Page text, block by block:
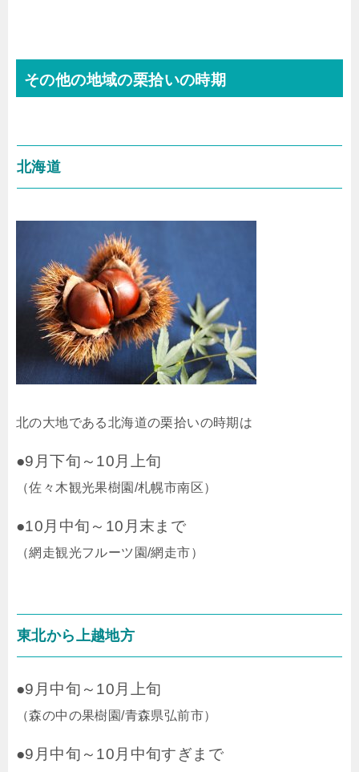
その他の地域の栗拾いの時期
北海道
北の大地である北海道の栗拾いの時期は
●9月下旬～10月上旬
（佐々木観光果樹園/札幌市南区）
●10月中旬～10月末まで
（網走観光フルーツ園/網走市）
東北から上越地方
●9月中旬～10月上旬
（森の中の果樹園/青森県弘前市）
●9月中旬～10月中旬すぎまで